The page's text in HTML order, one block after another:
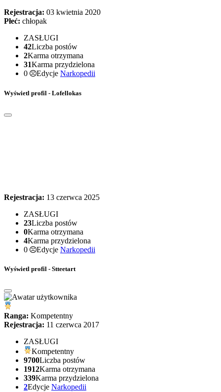
Rejestracja: 03 kwietnia 2020
Płeć: chłopak
ZASŁUGI
42Liczba postów
2Karma otrzymana
31Karma przydzielona
0
Edycje Narkopedii
Wyświetl profil - Lofellokas
Rejestracja: 13 czerwca 2025
ZASŁUGI
23Liczba postów
0Karma otrzymana
4Karma przydzielona
0
Edycje Narkopedii
Wyświetl profil - Stteetart
Ranga: Kompetentny
Rejestracja: 11 czerwca 2017
ZASŁUGI
Kompetentny
9700Liczba postów
1912Karma otrzymana
339Karma przydzielona
2Edycje Narkopedii